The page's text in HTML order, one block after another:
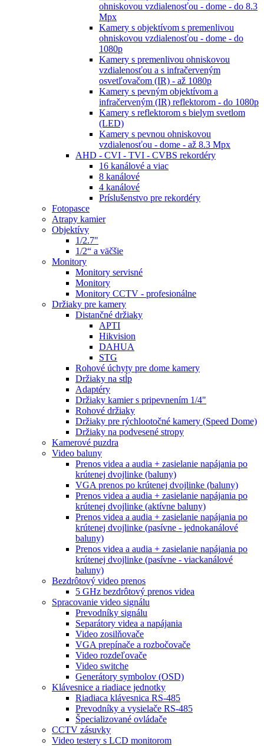
ohniskovou vzdialenosťou - dome - do 8.3
Mpx
Kamery s objektívom s premenlivou
ohniskovou vzdialenosťou - dome - do
1080p
Kamery s premenlivou ohniskovou
vzdialenosťou a s infračerveným
osvetľovačom (IR) - až 1080p
Kamery s pevným objektívom a
infračerveným (IR) reflektorom - do 1080p
Kamery s reflektorom s bielym svetlom
(LED)
Kamery s pevnou ohniskovou
vzdialenosťou - dome - až 8.3 Mpx
AHD - CVI - TVI - CVBS rekordéry
16 kanálové a viac
8 kanálové
4 kanálové
Príslušenstvo pre rekordéry
Fotopasce
Atrapy kamier
Objektívy
1/2.7"
1/2“ a väčšie
Monitory
Monitory servisné
Monitory
Monitory CCTV - profesionálne
Držiaky pre kamery
Distančné držiaky
APTI
Hikvision
DAHUA
STG
Rohové úchyty pre dome kamery
Držiaky na stĺp
Adaptéry
Držiaky kamier s pripevnením 1/4"
Rohové držiaky
Držiaky pre rýchlootočné kamery (Speed Dome)
Držiaky na podvesené stropy
Kamerové puzdra
Video baluny
Prenos videa a audia + zasielanie napájania po
krútenej dvojlinke (baluny)
VGA prenos po krútenej dvojlinke (baluny)
Prenos videa a audia + zasielanie napájania po
krútenej dvojlinke (aktívne baluny)
Prenos videa a audia + zasielanie napájania po
krútenej dvojlinke (pasívne - jednokanálové
baluny)
Prenos videa a audia + zasielanie napájania po
krútenej dvojlinke (pasívne - viackanálové
baluny)
Bezdrôtový video prenos
5 GHz bezdrôtový prenos videa
Spracovanie video signálu
Prevodníky signálu
Separátory videa a napájania
Video zosilňovače
VGA prepínače a rozbočovače
Video rozdeľovače
Video switche
Generátory symbolov (OSD)
Klávesnice a riadiace jednotky
Riadiaca klávesnica RS-485
Prevodníky a vysielače RS-485
Špecializované ovládače
CCTV zásuvky
Video testery s LCD monitorom